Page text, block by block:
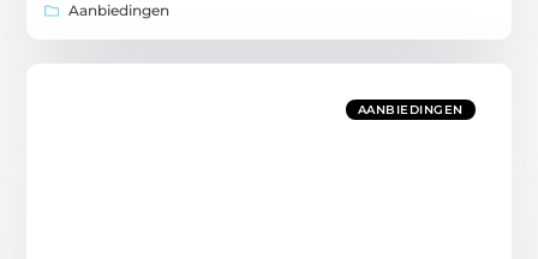
Aanbiedingen
AANBIEDINGEN